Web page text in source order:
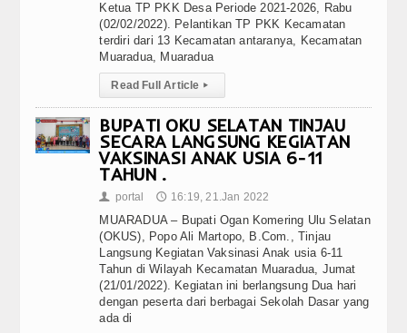
Ketua TP PKK Desa Periode 2021-2026, Rabu
(02/02/2022). Pelantikan TP PKK Kecamatan
terdiri dari 13 Kecamatan antaranya, Kecamatan
Muaradua, Muaradua
Read Full Article ▸
BUPATI OKU SELATAN TINJAU
SECARA LANGSUNG KEGIATAN
VAKSINASI ANAK USIA 6-11
TAHUN .
👤 portal 🕔 16:19, 21.Jan 2022
MUARADUA – Bupati Ogan Komering Ulu Selatan
(OKUS), Popo Ali Martopo, B.Com., Tinjau
Langsung Kegiatan Vaksinasi Anak usia 6-11
Tahun di Wilayah Kecamatan Muaradua, Jumat
(21/01/2022). Kegiatan ini berlangsung Dua hari
dengan peserta dari berbagai Sekolah Dasar yang
ada di